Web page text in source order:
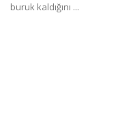
buruk kaldığını ...